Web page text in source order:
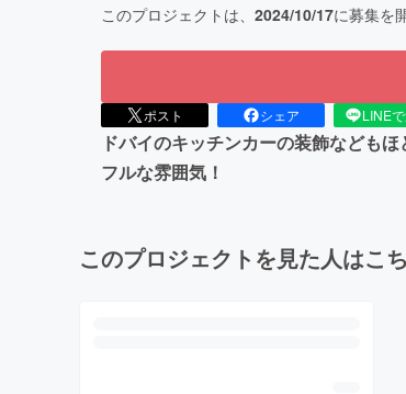
このプロジェクトは、 2024/10/17に募集を
ポスト シェア LINE
ドバイのキッチンカーの装飾なども
フルな雰囲気！
このプロジェクトを見た人はこ